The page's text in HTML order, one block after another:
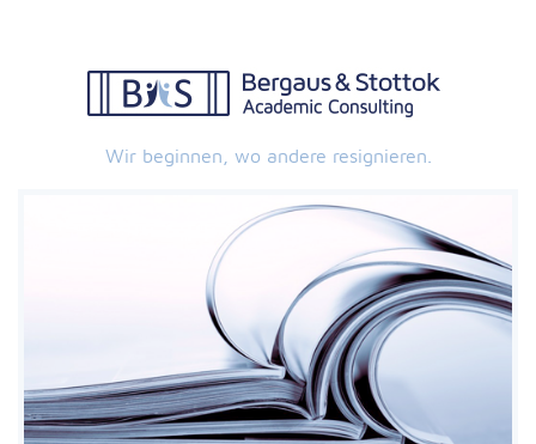
Wir beginnen, wo andere resignieren.